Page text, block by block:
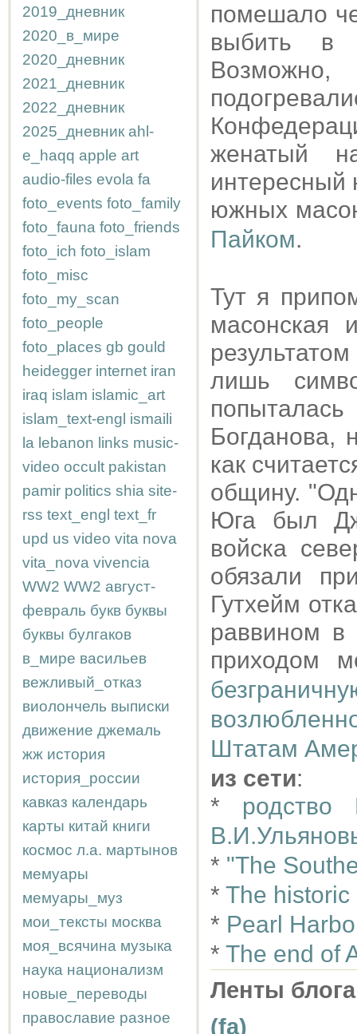
2019_дневник
2020_в_мире
2020_дневник
2021_дневник
2022_дневник
2025_дневник ahl-
e_haqq apple art
audio-files evola fa
foto_events foto_family
foto_fauna foto_friends
foto_ich foto_islam
foto_misc
foto_my_scan
foto_people
foto_places gb gould
heidegger internet iran
iraq islam islamic_art
islam_text-engl ismaili
la lebanon links music-
video occult pakistan
pamir politics shia site-
rss text_engl text_fr
upd us video vita nova
vita_nova vivencia
WW2 WW2 август-
февраль букв буквы
буквы булгаков
в_мире васильев
вежливый_отказ
виолончель выписки
движение джемаль
жж история
история_россии
кавказ календарь
карты китай книги
космос л.а. мартынов
мемуары
мемуары_муз
мои_тексты москва
моя_всячина музыка
наука национализм
новые_переводы
православие разное
помешало
выбить в
Возможно,
женатый
интересный
южных
Пайком.
Тут я
масонская
лишь
как
общину.
Юга был
войска
обязали
Гутхейм
раввином в
приходом
Штатам
из сети:
*
* "The
* The
* Pearl
* The end of
Ленты
(fa)